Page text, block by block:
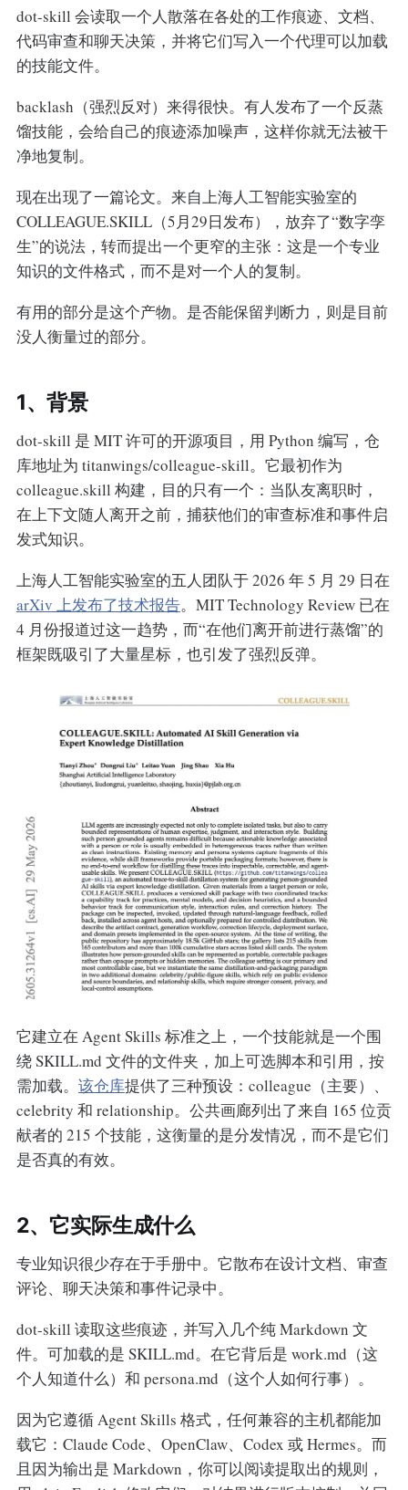
dot-skill 会读取一个人散落在各处的工作痕迹、文档、
代码审查和聊天决策，并将它们写入一个代理可以加载
的技能文件。
backlash（强烈反对）来得很快。有人发布了一个反蒸
馏技能，会给自己的痕迹添加噪声，这样你就无法被干
净地复制。
现在出现了一篇论文。来自上海人工智能实验室的
COLLEAGUE.SKILL（5月29日发布），放弃了“数字孪
生”的说法，转而提出一个更窄的主张：这是一个专业
知识的文件格式，而不是对一个人的复制。
有用的部分是这个产物。是否能保留判断力，则是目前
没人衡量过的部分。
1、背景
dot-skill 是 MIT 许可的开源项目，用 Python 编写，仓
库地址为 titanwings/colleague-skill。它最初作为
colleague.skill 构建，目的只有一个：当队友离职时，
在上下文随人离开之前，捕获他们的审查标准和事件启
发式知识。
上海人工智能实验室的五人团队于 2026 年 5 月 29 日在
arXiv 上发布了技术报告。MIT Technology Review 已在
4 月份报道过这一趋势，而“在他们离开前进行蒸馏”的
框架既吸引了大量星标，也引发了强烈反弹。
它建立在 Agent Skills 标准之上，一个技能就是一个围
绕 SKILL.md 文件的文件夹，加上可选脚本和引用，按
需加载。 该仓库提供了三种预设：colleague（主要）、
celebrity 和 relationship。公共画廊列出了来自 165 位贡
献者的 215 个技能，这衡量的是分发情况，而不是它们
是否真的有效。
2、它实际生成什么
专业知识很少存在于手册中。它散布在设计文档、审查
评论、聊天决策和事件记录中。
dot-skill 读取这些痕迹，并写入几个纯 Markdown 文
件。可加载的是 SKILL.md。在它背后是 work.md（这
个人知道什么）和 persona.md（这个人如何行事）。
因为它遵循 Agent Skills 格式，任何兼容的主机都能加
载它：Claude Code、OpenClaw、Codex 或 Hermes。而
且因为输出是 Markdown，你可以阅读提取出的规则，